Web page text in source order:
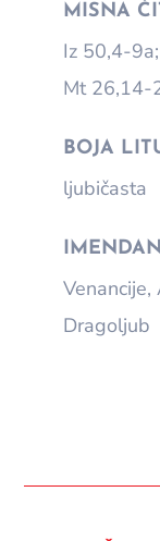
MISNA
Iz 50,4-
Mt 26,14-
BOJA
ljubičasta
Venancije,
Dragoljub